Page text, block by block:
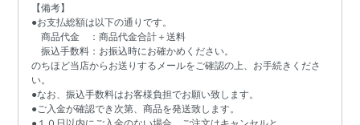
【備考】
●お支払総額は以下の通りです。
商品代金 ：商品代金合計＋送料
振込手数料：お振込時にお確かめください。
のちほど当店からお送りするメールをご確認の上、お手続きくださ
い。
●なお、振込手数料はお客様負担でお願い致します。
●ご入金が確認でき次第、商品を発送致します。